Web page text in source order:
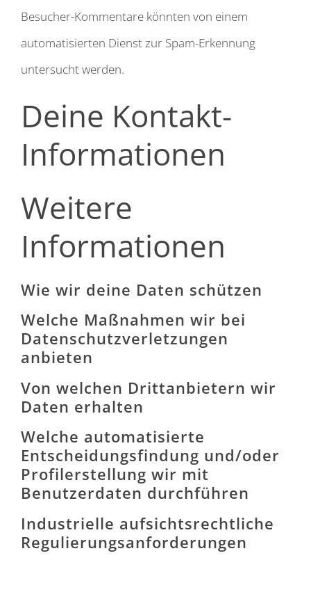
Besucher-Kommentare könnten von einem
automatisierten Dienst zur Spam-Erkennung
untersucht werden.
Deine Kontakt-
Informationen
Weitere
Informationen
Wie wir deine Daten schützen
Welche Maßnahmen wir bei
Datenschutzverletzungen
anbieten
Von welchen Drittanbietern wir
Daten erhalten
Welche automatisierte
Entscheidungsfindung und/oder
Profilerstellung wir mit
Benutzerdaten durchführen
Industrielle aufsichtsrechtliche
Regulierungsanforderungen